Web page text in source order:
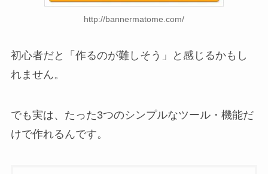
http://bannermatome.com/
初心者だと「作るのが難しそう」と感じるかもし
れません。
でも実は、たった3つのシンプルなツール・機能だ
けで作れるんです。